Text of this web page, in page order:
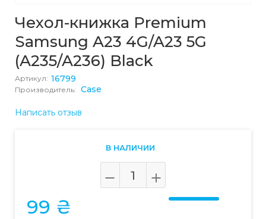
Чехол-книжка Premium
Samsung A23 4G/A23 5G
(A235/A236) Black
Артикул: 16799
Производитель: Case
Написать отзыв
В НАЛИЧИИ
99 ₴